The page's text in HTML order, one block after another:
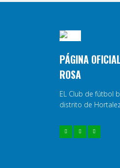
PÁGINA
ROSA
EL Club de fútbol
distrito de